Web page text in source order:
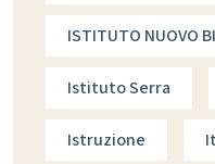
ISTITUTO NUOVO
Istituto Serra
Istruzione